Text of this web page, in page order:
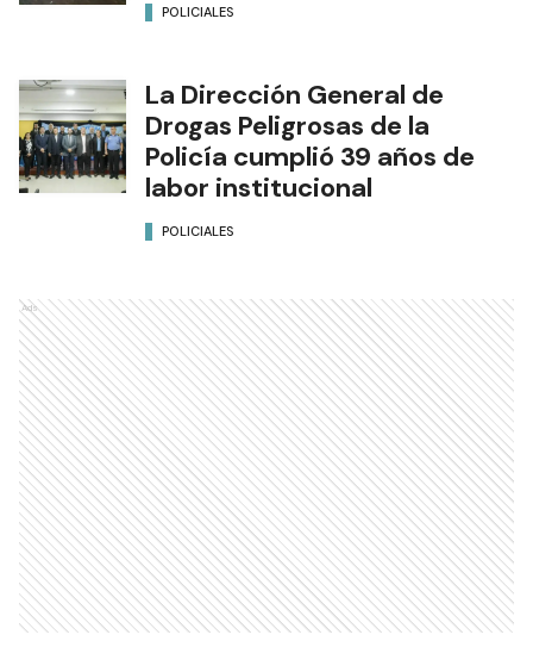
POLICIALES
La Dirección General de
Drogas Peligrosas de la
Policía cumplió 39 años de
labor institucional
POLICIALES
Ads